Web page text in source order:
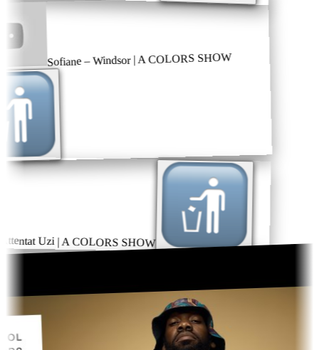
Sofiane – Windsor | A COLORS SHOW
Uzi | A COLORS SHOW